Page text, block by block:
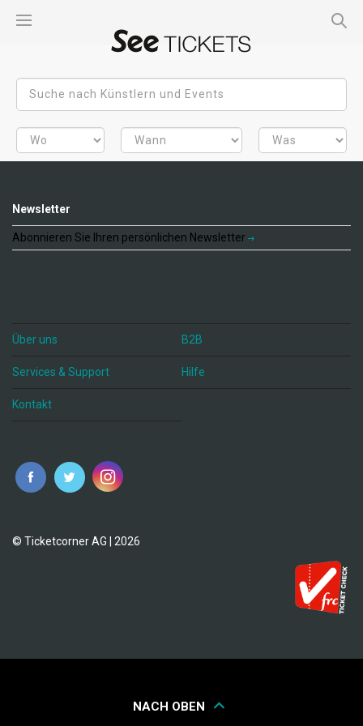
Newsletter
Abonnieren Sie Ihren persönlichen Newsletter
Über uns B2B
Services & Support Hilfe
Kontakt
© Ticketcorner AG | 2026
NACH OBEN